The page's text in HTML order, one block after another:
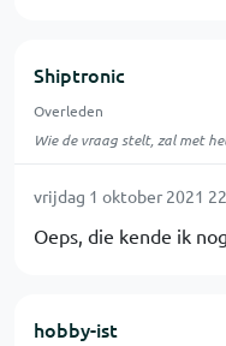
Shiptronic
Overleden
Wie de vraag stelt, zal met
vrijdag 1 oktober 2021
Oeps, die kende ik
hobby-ist